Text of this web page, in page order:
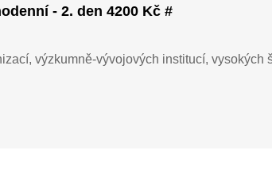
- 2. den 4200 Kč #
výzkumně-vývojových institucí, vysokých